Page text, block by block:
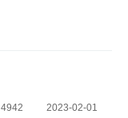
4942 2023-02-01